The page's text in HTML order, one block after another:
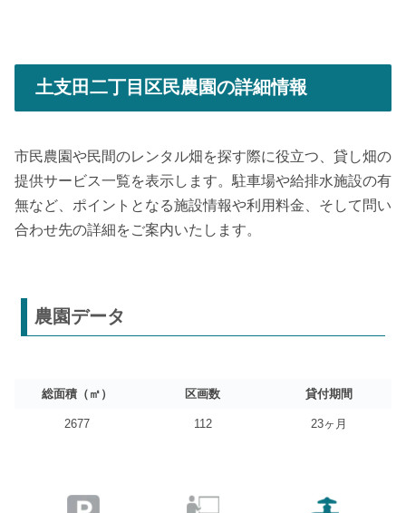
土支田二丁目区民農園の詳細情報
市民農園や民間のレンタル畑を探す際に役立つ、貸し畑の
提供サービス一覧を表示します。駐車場や給排水施設の有
無など、ポイントとなる施設情報や利用料金、そして問い
合わせ先の詳細をご案内いたします。
農園データ
総面積（㎡） 区画数 貸付期間
2677 112 23ヶ月